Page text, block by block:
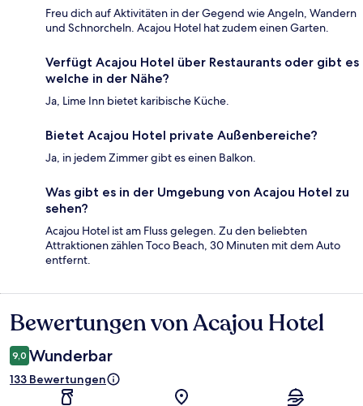
Freu dich auf Aktivitäten in der Gegend wie Angeln, Wandern
und Schnorcheln. Acajou Hotel hat zudem einen Garten.
Verfügt Acajou Hotel über Restaurants oder gibt es
welche in der Nähe?
Ja, Lime Inn bietet karibische Küche.
Bietet Acajou Hotel private Außenbereiche?
Ja, in jedem Zimmer gibt es einen Balkon.
Was gibt es in der Umgebung von Acajou Hotel zu
sehen?
Acajou Hotel ist am Fluss gelegen. Zu den beliebten
Attraktionen zählen Toco Beach, 30 Minuten mit dem Auto
entfernt.
Bewertungen
Bewertungen von Acajou Hotel
9,0 Wunderbar
133 Bewertungen